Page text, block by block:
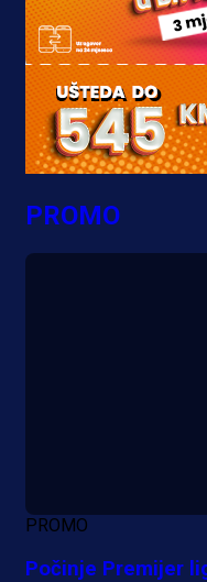
PROMO
PROMO
Počinje Premijer